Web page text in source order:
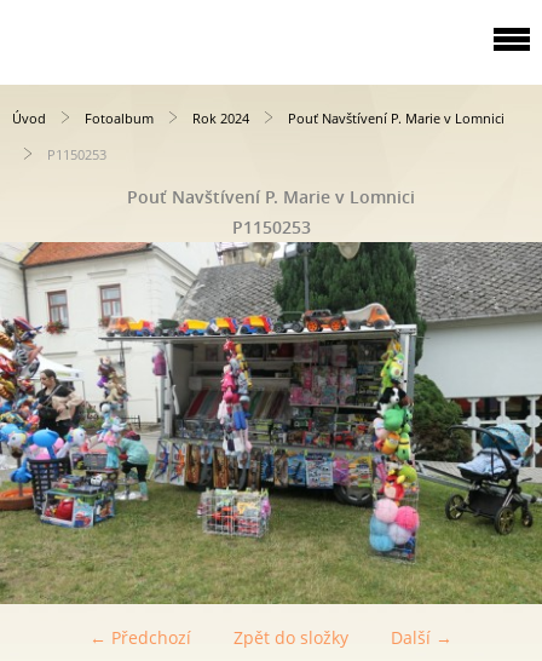
Úvod Fotoalbum Rok 2024
Pouť Navštívení P. Marie v Lomnici
P1150253
Pouť Navštívení P. Marie v Lomnici
P1150253
← Předchozí Další →
Zpět do složky